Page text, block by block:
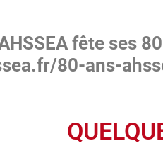
fête ses
80-ans-